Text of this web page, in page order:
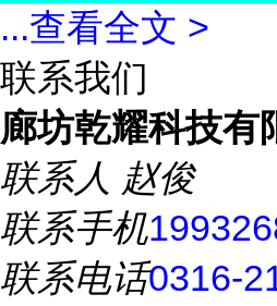
...查看全文 >
联系我们
廊坊乾耀科技有
联系人 赵俊
联系手机
联系电话0316-